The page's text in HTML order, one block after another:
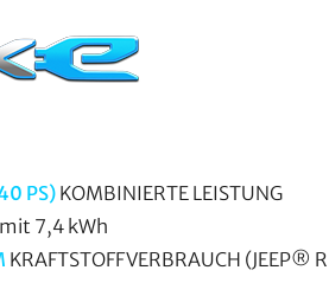
PS)KOMBINIERTE LEISTUNG
mit 7,4 kWh
KRAFTSTOFFVERBRAUCH (JEEP®